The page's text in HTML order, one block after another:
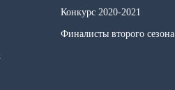
Конкурс 2020-2021
Финалисты второго сезона